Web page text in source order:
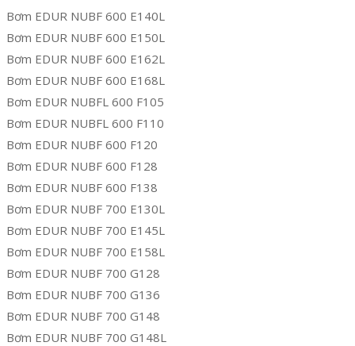
Bơm EDUR NUBF 600 E140L
Bơm EDUR NUBF 600 E150L
Bơm EDUR NUBF 600 E162L
Bơm EDUR NUBF 600 E168L
Bơm EDUR NUBFL 600 F105
Bơm EDUR NUBFL 600 F110
Bơm EDUR NUBF 600 F120
Bơm EDUR NUBF 600 F128
Bơm EDUR NUBF 600 F138
Bơm EDUR NUBF 700 E130L
Bơm EDUR NUBF 700 E145L
Bơm EDUR NUBF 700 E158L
Bơm EDUR NUBF 700 G128
Bơm EDUR NUBF 700 G136
Bơm EDUR NUBF 700 G148
Bơm EDUR NUBF 700 G148L